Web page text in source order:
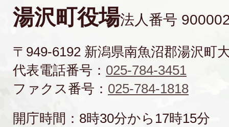
湯沢町役場法人番号
〒949-6192 新潟県南魚沼郡湯沢町
代表電話番号： 025-784-3451
ファクス番号： 025-784-1818
開庁時間：8時30分から17時15分